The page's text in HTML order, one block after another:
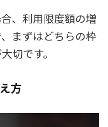
、利用限度額の増
まずはどちらの枠
切です。
方